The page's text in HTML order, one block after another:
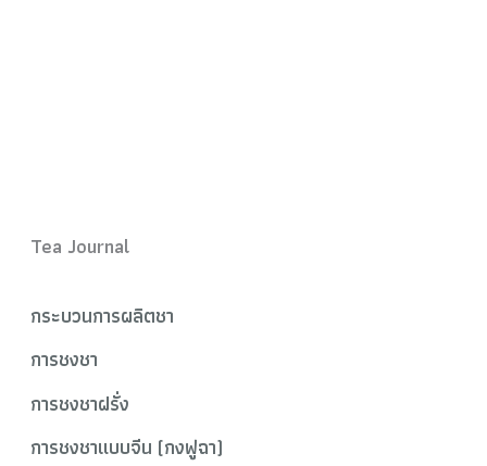
Tea Journal
กระบวนการผลิตชา
การชงชา
การชงชาฝรั่ง
การชงชาแบบจีน (กงฟูฉา)